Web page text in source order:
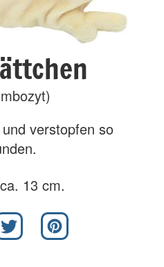
verstopfen so
13 cm.